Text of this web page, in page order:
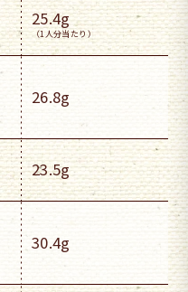
25.4g
（1人分当たり）
26.8g
23.5g
30.4g